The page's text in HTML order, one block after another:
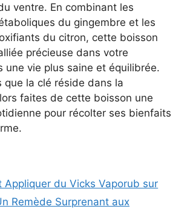
ventre. En combinant les
du gingembre et les
du citron, cette boisson
précieuse dans votre
une vie plus saine et équilibrée.
que la clé réside dans la
faites de cette boisson une
pour récolter ses bienfaits
Appliquer du Vicks Vaporub sur
Remède Surprenant aux